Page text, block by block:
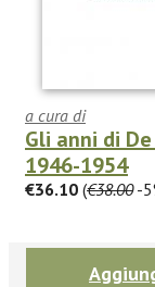
a cura di
Gli anni di
1946-1954
€36.10 (€38.00-